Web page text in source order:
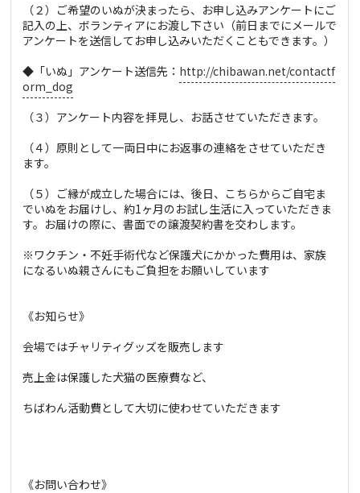
（２）ご希望のいぬが決まったら、お申し込みアンケートにご
記入の上、ボランティアにお渡し下さい（前日までにメールで
アンケートを送信してお申し込みいただくこともできます。）
◆「いぬ」アンケート送信先： http://chibawan.net/contactf
orm_dog
（３）アンケート内容を拝見し、お話させていただきます。
（４）原則として一両日中にお返事の連絡をさせていただき
ます。
（５）ご縁が成立した場合には、後日、こちらからご自宅ま
でいぬをお届けし、約1ヶ月のお試し生活に入っていただきま
す。お届けの際に、書面での譲渡契約書を交わします。
※ワクチン・不妊手術代など保護犬にかかった費用は、家族
になるいぬ親さんにもご負担をお願いしています
《お知らせ》
会場ではチャリティグッズを販売します
売上金は保護した犬猫の医療費など、
ちばわん活動費として大切に使わせていただきます
《お問い合わせ》